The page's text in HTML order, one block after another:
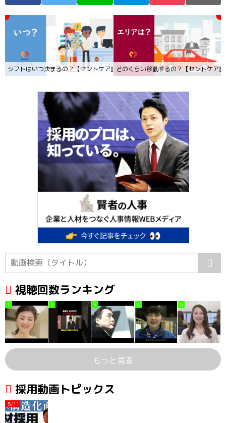
どのくらい移動するの？【セントケア
シフトはいつ決まるの？【セントケア訪問介護 採用動画】
視聴回数ランキング
1 2 3 4 5
もっと見る
採用動画トピックス
5/11